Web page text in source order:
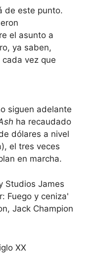
de este punto.
el asunto a
ya saben,
vez que
siguen adelante
ha recaudado
dólares a nivel
el tres veces
en marcha.
XX